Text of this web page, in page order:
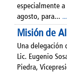
especialmente
agosto, para...
Misión de
Una delegación
Lic. Eugenio
Piedra,